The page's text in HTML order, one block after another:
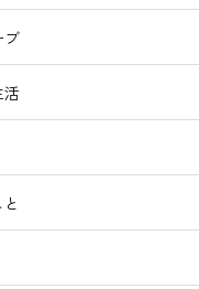
ブ